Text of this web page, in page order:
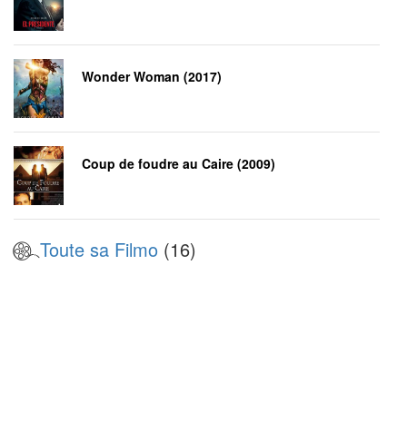
Wonder Woman (2017)
Coup de foudre au Caire (2009)
Toute sa Filmo (16)